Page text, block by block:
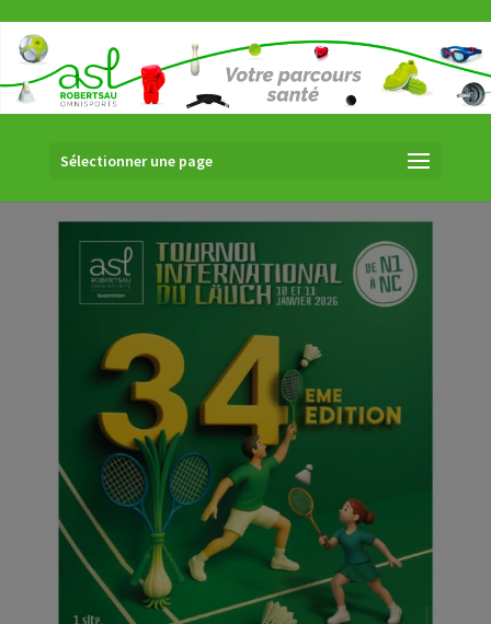
Sélectionner une page